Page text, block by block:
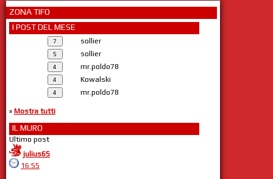
ZONA TIFO
I POST DEL MESE
sollier
sollier
mr.poldo78
Kowalski
mr.poldo78
» Mostra tutti
IL MURO
Ultimo post
julius65
16:55